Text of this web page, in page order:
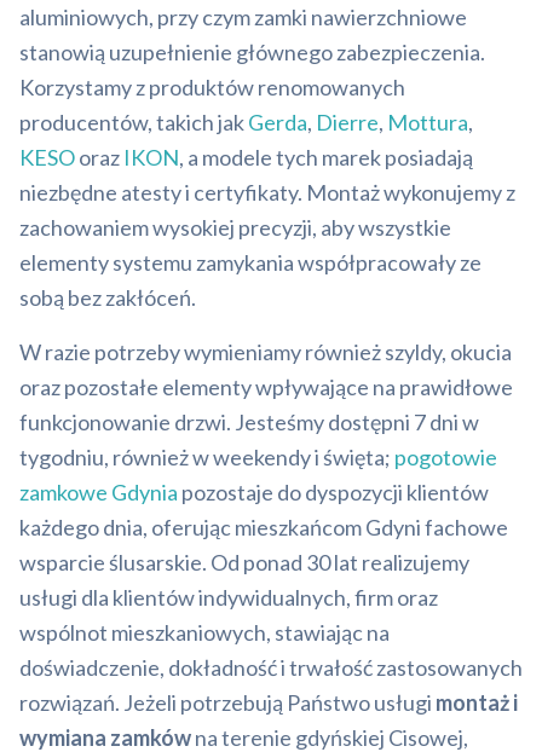
aluminiowych, przy czym zamki nawierzchniowe
stanowią uzupełnienie głównego zabezpieczenia.
Korzystamy z produktów renomowanych
producentów, takich jakGerda, Dierre, Mottura,
KESOoraz IKON, a modele tych marek posiadają
niezbędne atesty i certyfikaty. Montaż wykonujemy z
zachowaniem wysokiej precyzji, aby wszystkie
elementy systemu zamykania współpracowały ze
sobą bez zakłóceń.
W razie potrzeby wymieniamy również szyldy, okucia
oraz pozostałe elementy wpływające na prawidłowe
funkcjonowanie drzwi. Jesteśmy dostępni 7 dni w
tygodniu, również w weekendy i święta; pogotowie
zamkowe Gdynia pozostaje do dyspozycji klientów
każdego dnia, oferując mieszkańcom Gdyni fachowe
wsparcie ślusarskie. Od ponad 30 lat realizujemy
usługi dla klientów indywidualnych, firm oraz
wspólnot mieszkaniowych, stawiając na
doświadczenie, dokładność i trwałość zastosowanych
rozwiązań. Jeżeli potrzebują Państwo usługi montaż i
wymiana zamkówna terenie gdyńskiej Cisowej,